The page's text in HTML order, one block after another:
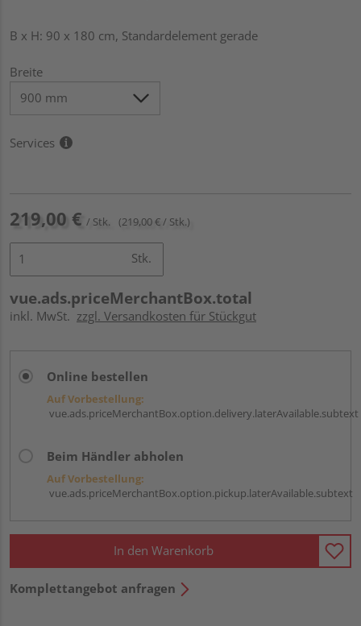
B x H: 90 x 180 cm, Standardelement gerade
Breite
Services
219,00 € / Stk. (219,00 € / Stk.)
Stk.
vue.ads.priceMerchantBox.total
inkl. MwSt. zzgl. Versandkosten für Stückgut
Online bestellen
Auf Vorbestellung:
vue.ads.priceMerchantBox.option.delivery.laterAvailable.subtext
Beim Händler abholen
Auf Vorbestellung:
vue.ads.priceMerchantBox.option.pickup.laterAvailable.subtext
In den Warenkorb
Komplettangebot anfragen